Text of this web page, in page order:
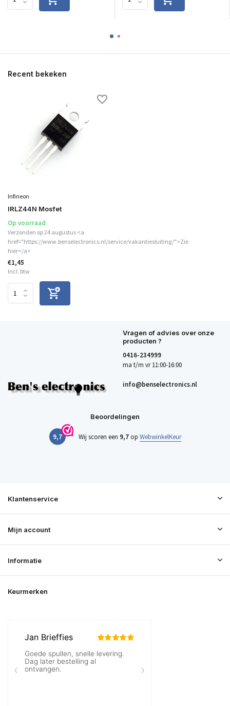
Recent bekeken
Infineon
IRLZ44N Mosfet
Op voorraad
Verzonden op 24 augustus <a
href="https://www.benselectronics.nl/service/vakantiesluiting/">Zie
hier</a>
€1,45
Incl. btw
Vragen of advies over onze
producten ?
0416-234999
ma t/m vr 11:00-16:00
info@benselectronics.nl
Beoordelingen
9,7 Wij scoren een 9,7op WebwinkelKeur
Klantenservice
Mijn account
Informatie
Keurmerken